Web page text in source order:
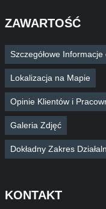
ZAWARTOŚĆ
Szczegółowe
Lokalizacja na Mapie
Opinie Klientów i
Galeria Zdjęć
Dokładny Zakres
KONTAKT